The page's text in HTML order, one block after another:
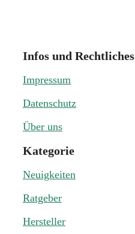
Infos und Rechtliches
Impressum
Datenschutz
Über uns
Kategorie
Neuigkeiten
Ratgeber
Hersteller